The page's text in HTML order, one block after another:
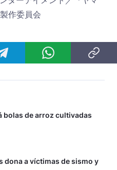
作委員会
bolas de arroz cultivadas
dona a víctimas de sismo y